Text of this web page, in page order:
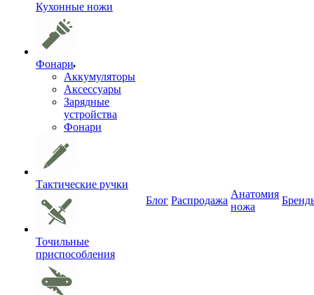
Кухонные ножи
Фонари
Аккумуляторы
Аксессуары
Зарядные
устройства
Фонари
Тактические ручки
Точильные
приспособления
Блог Распродажа
Анатомия
ножа